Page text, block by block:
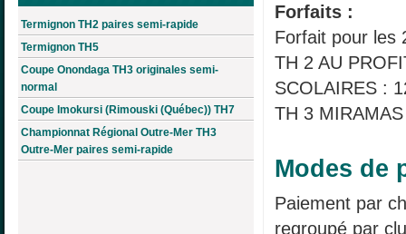
Termignon TH2 paires semi-rapide
Termignon TH5
Coupe Onondaga TH3 originales semi-
normal
Coupe Imokursi (Rimouski (Québec)) TH7
Championnat Régional Outre-Mer TH3
Outre-Mer paires semi-rapide
Forfaits :
Forfait pour les
TH 2 AU
SCOLAIRES :
TH 3
Modes de
Paiement par
regroupé par